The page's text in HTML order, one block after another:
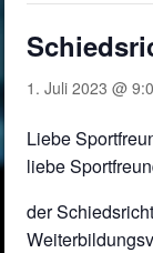
1. Juli 2023 @
Liebe
liebe
der